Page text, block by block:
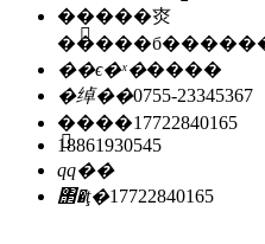
��ַ���㶫
��ϵ�ˣ�����
�绰��0755-23345367
�ֻ���17722840165
18861930545
qq��
΢�ţ�17722840165